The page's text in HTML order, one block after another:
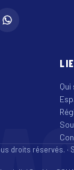
droits réservés. ·